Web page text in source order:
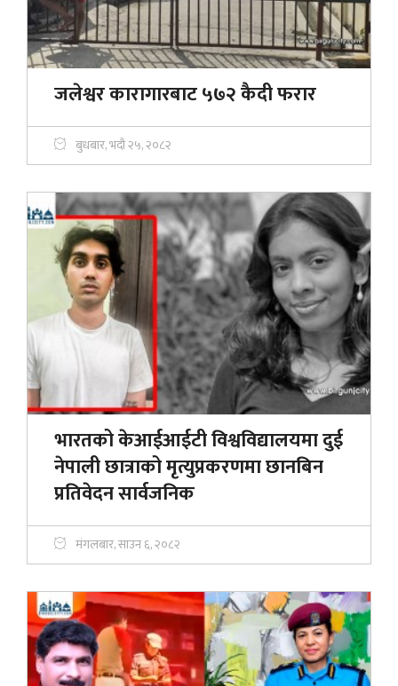
जलेश्वर कारागारबाट ५७२ कैदी फरार
बुधबार, भदौ २५, २०८२
भारतको केआईआईटी विश्वविद्यालयमा दुई
नेपाली छात्राको मृत्युप्रकरणमा छानबिन
प्रतिवेदन सार्वजनिक
मंगलबार, साउन ६, २०८२